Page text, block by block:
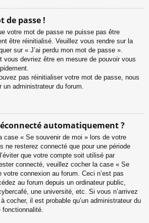
de passe !
votre mot de passe ne puisse pas être
être réinitialisé. Veuillez vous rendre sur la
sur « J’ai perdu mon mot de passe ».
devriez être en mesure de pouvoir vous
pas réinitialiser votre mot de passe, nous
administrateur du forum.
automatiquement ?
case « Se souvenir de moi » lors de votre
ne resterez connecté que pour une période
que votre compte soit utilisé par
connecté, veuillez cocher la case « Se
connexion au forum. Ceci n’est pas
au forum depuis un ordinateur public,
une université, etc. Si vous n’arrivez
cocher, il est probable qu’un administrateur du